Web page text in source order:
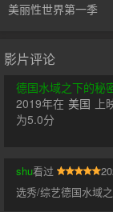
美丽性世界第一季
影片评论
德国水域之下的秘
2019年在 美国
为5.0分
shu看过
选秀/综艺德国水域